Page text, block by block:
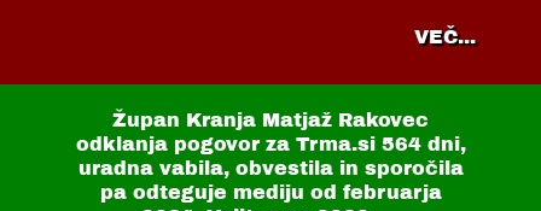
VEČ...
Župan Kranja Matjaž Rakovec
odklanja pogovor za Trma.si 564 dni,
uradna vabila, obvestila in sporočila
pa odteguje mediju od februarja